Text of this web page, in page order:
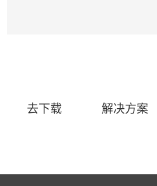
去下载 解决方案